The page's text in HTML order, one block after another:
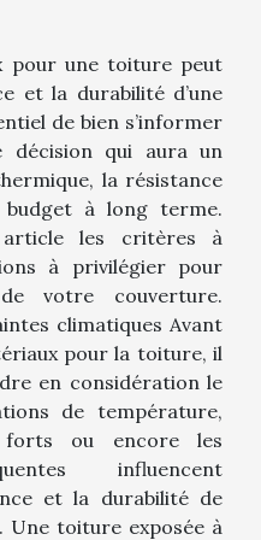
pour une toiture peut
et la durabilité d’une
de bien s’informer
décision qui aura un
la résistance
à long terme.
les critères à
à privilégier pour
votre couverture.
climatiques Avant
pour la toiture, il
en considération le
de température,
forts ou encore les
influencent
et la durabilité de
Une toiture exposée à